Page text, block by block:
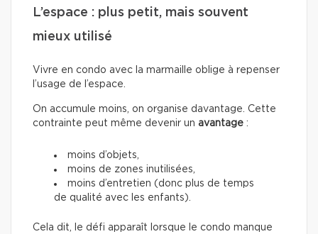
L’espace : plus petit, mais souvent
mieux utilisé
Vivre en condo avec la marmaille oblige à repenser
l’usage de l’espace.
On accumule moins, on organise davantage. Cette
contrainte peut même devenir un avantage :
moins d’objets,
moins de zones inutilisées,
moins d’entretien (donc plus de temps
de qualité avec les enfants).
Cela dit, le défi apparaît lorsque le condo manque